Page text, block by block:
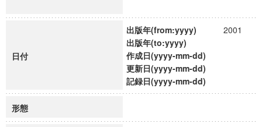
日付
出版年(from:yyyy)
2001
出版年(to:yyyy)
作成日(yyyy-mm-dd)
更新日(yyyy-mm-dd)
記録日(yyyy-mm-dd)
形態